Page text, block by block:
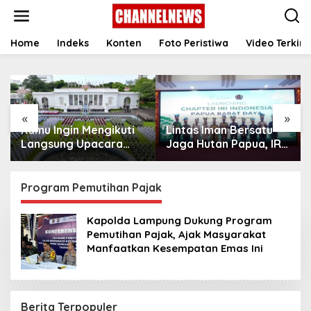
t
Home Indeks Konten Foto Peristiwa Video Terkini
« »
Kamu Ingin Mengikuti
Langsung Upacara
HUT Ke-81
Istana? Ini Link
Pendaftaran Resminya
di Sini
Lintas Iman Bersatu
Jaga Hutan Papua, IRI
Indonesia Resmikan
Program Pemutihan Pajak
Kapolda Lampung Dukung Program
Pemutihan Pajak, Ajak Masyarakat
Manfaatkan Kesempatan Emas Ini
Berita Terpopuler